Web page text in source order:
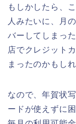
もしかしたら、
人みたいに、月
バーしてしまっ
店でクレジット
まったのかもしれ
なので、年賀状
ードが使えずに